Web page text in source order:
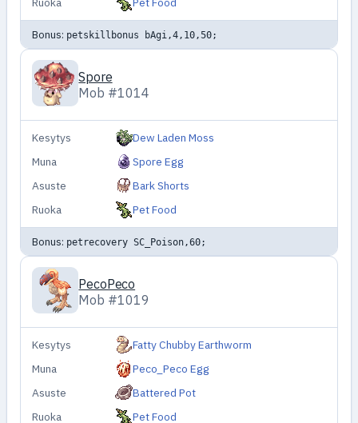
Bonus: petskillbonus bAgi,4,10,50;
Spore
Mob #1014
Kesytys
Dew Laden Moss
Muna
Spore Egg
Asuste
Bark Shorts
Ruoka
Pet Food
Bonus: petrecovery SC_Poison,60;
PecoPeco
Mob #1019
Kesytys
Fatty Chubby Earthworm
Muna
Peco_Peco Egg
Asuste
Battered Pot
Ruoka
Pet Food